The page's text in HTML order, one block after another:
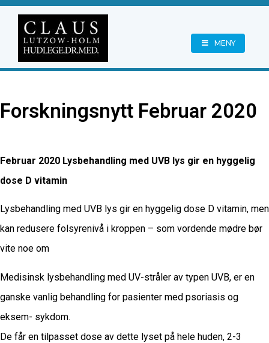
MENY
Forskningsnytt Februar 2020
Februar 2020 Lysbehandling med UVB lys gir en hyggelig
dose D vitamin
Lysbehandling med UVB lys gir en hyggelig dose D vitamin, men
kan redusere folsyrenivå i kroppen – som vordende mødre bør
vite noe om
Medisinsk lysbehandling med UV-stråler av typen UVB, er en
ganske vanlig behandling for pasienter med psoriasis og
eksem- sykdom.
De får en tilpasset dose av dette lyset på hele huden, 2-3